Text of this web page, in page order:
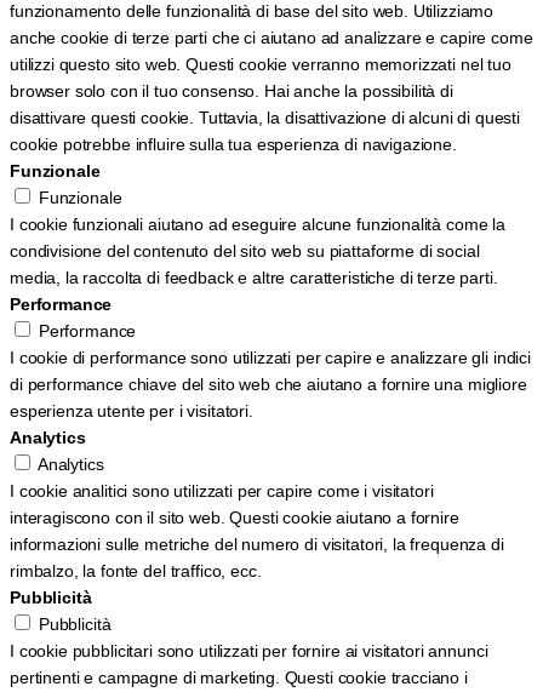
funzionamento delle funzionalità di base del sito web. Utilizziamo
anche cookie di terze parti che ci aiutano ad analizzare e capire come
utilizzi questo sito web. Questi cookie verranno memorizzati nel tuo
browser solo con il tuo consenso. Hai anche la possibilità di
disattivare questi cookie. Tuttavia, la disattivazione di alcuni di questi
cookie potrebbe influire sulla tua esperienza di navigazione.
Funzionale
Funzionale
I cookie funzionali aiutano ad eseguire alcune funzionalità come la
condivisione del contenuto del sito web su piattaforme di social
media, la raccolta di feedback e altre caratteristiche di terze parti.
Performance
Performance
I cookie di performance sono utilizzati per capire e analizzare gli indici
di performance chiave del sito web che aiutano a fornire una migliore
esperienza utente per i visitatori.
Analytics
Analytics
I cookie analitici sono utilizzati per capire come i visitatori
interagiscono con il sito web. Questi cookie aiutano a fornire
informazioni sulle metriche del numero di visitatori, la frequenza di
rimbalzo, la fonte del traffico, ecc.
Pubblicità
Pubblicità
I cookie pubblicitari sono utilizzati per fornire ai visitatori annunci
pertinenti e campagne di marketing. Questi cookie tracciano i